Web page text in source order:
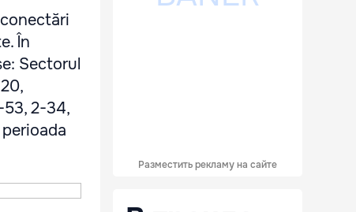
În
Sectorul
53, 2-34,
Разместить рекламу на сайте